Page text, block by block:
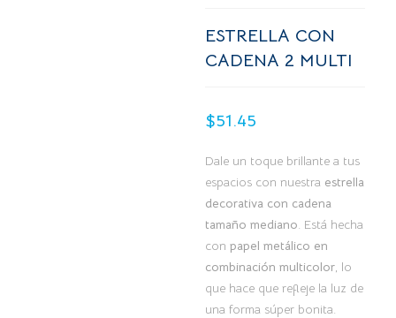
ESTRELLA CON
CADENA 2 MULTI
$51.45
Dale un toque brillante a tus
espacios con nuestra estrella
decorativa con cadena
tamaño mediano. Está hecha
conpapel metálico en
combinación multicolor, lo
que hace que refleje la luz de
una forma súper bonita.